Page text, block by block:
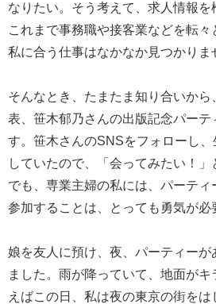
なりたい。そう考えて、求人情報を
これまで事務職や接客業などを転
私に合う仕事はなかなか見つかりま
そんなとき、たまたま知り合いから
表、笹木郁乃さんの出版記念パーテ
す。笹木さんのSNSをフォローし
していたので、「会ってみたい！」
でも、専業主婦の私には、パーティ
参加することは、とっても勇気が必
娘を友人に預け、夜、パーティーが
ました。雨が降っていて、地面が
えばこの日、私は夜の東京の街を